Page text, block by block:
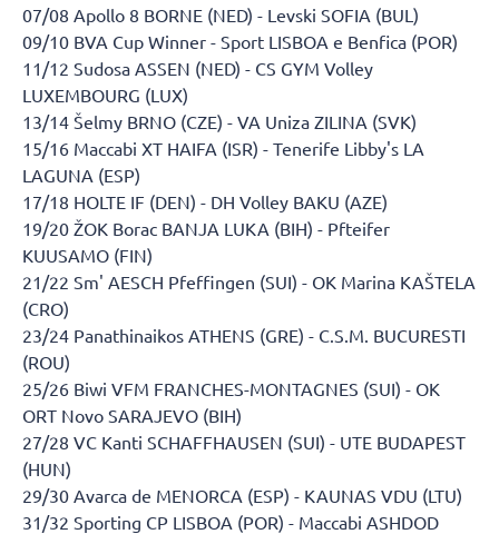
07/08 Apollo 8 BORNE (NED) - Levski SOFIA (BUL)
09/10 BVA Cup Winner - Sport LISBOA e Benfica (POR)
11/12 Sudosa ASSEN (NED) - CS GYM Volley
LUXEMBOURG (LUX)
13/14 Šelmy BRNO (CZE) - VA Uniza ZILINA (SVK)
15/16 Maccabi XT HAIFA (ISR) - Tenerife Libby's LA
LAGUNA (ESP)
17/18 HOLTE IF (DEN) - DH Volley BAKU (AZE)
19/20 ŽOK Borac BANJA LUKA (BIH) - Pfteifer
KUUSAMO (FIN)
21/22 Sm' AESCH Pfeffingen (SUI) - OK Marina KAŠTELA
(CRO)
23/24 Panathinaikos ATHENS (GRE) - C.S.M. BUCURESTI
(ROU)
25/26 Biwi VFM FRANCHES-MONTAGNES (SUI) - OK
ORT Novo SARAJEVO (BIH)
27/28 VC Kanti SCHAFFHAUSEN (SUI) - UTE BUDAPEST
(HUN)
29/30 Avarca de MENORCA (ESP) - KAUNAS VDU (LTU)
31/32 Sporting CP LISBOA (POR) - Maccabi ASHDOD